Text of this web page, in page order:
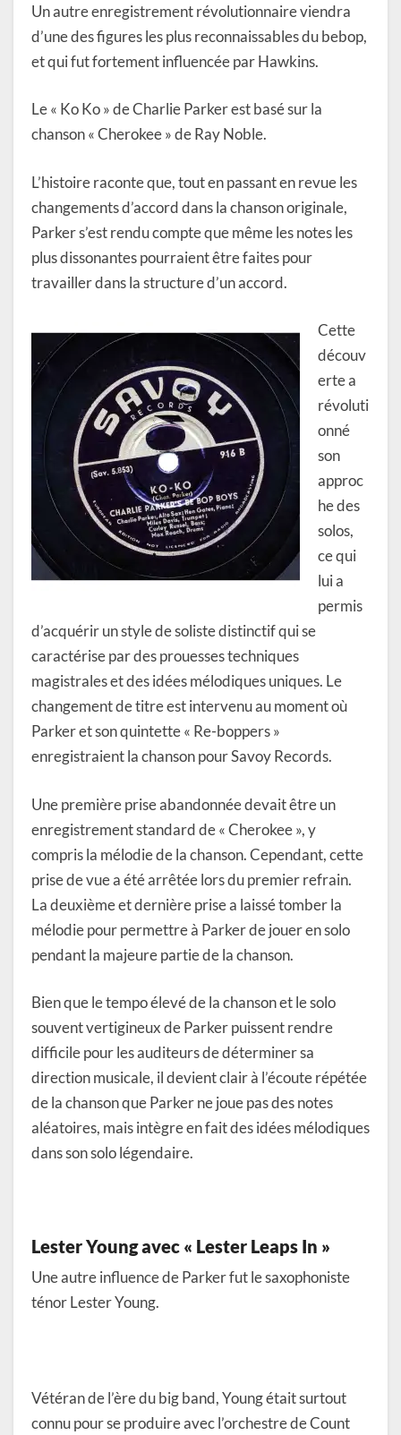
Un autre enregistrement révolutionnaire viendra
d’une des figures les plus reconnaissables du bebop,
et qui fut fortement influencée par Hawkins.
Le « Ko Ko » de Charlie Parker est basé sur la
chanson « Cherokee » de Ray Noble.
L’histoire raconte que, tout en passant en revue les
changements d’accord dans la chanson originale,
Parker s’est rendu compte que même les notes les
plus dissonantes pourraient être faites pour
travailler dans la structure d’un accord.
Cette
découv
erte a
révoluti
onné
son
approc
he des
solos,
ce qui
lui a
permis
d’acquérir un style de soliste distinctif qui se
caractérise par des prouesses techniques
magistrales et des idées mélodiques uniques. Le
changement de titre est intervenu au moment où
Parker et son quintette « Re-boppers »
enregistraient la chanson pour Savoy Records.
Une première prise abandonnée devait être un
enregistrement standard de « Cherokee », y
compris la mélodie de la chanson. Cependant, cette
prise de vue a été arrêtée lors du premier refrain.
La deuxième et dernière prise a laissé tomber la
mélodie pour permettre à Parker de jouer en solo
pendant la majeure partie de la chanson.
Bien que le tempo élevé de la chanson et le solo
souvent vertigineux de Parker puissent rendre
difficile pour les auditeurs de déterminer sa
direction musicale, il devient clair à l’écoute répétée
de la chanson que Parker ne joue pas des notes
aléatoires, mais intègre en fait des idées mélodiques
dans son solo légendaire.
Lester Young avec « Lester Leaps In »
Une autre influence de Parker fut le saxophoniste
ténor Lester Young.
Vétéran de l’ère du big band, Young était surtout
connu pour se produire avec l’orchestre de Count